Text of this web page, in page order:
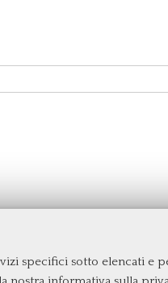
specifici sotto elencati e